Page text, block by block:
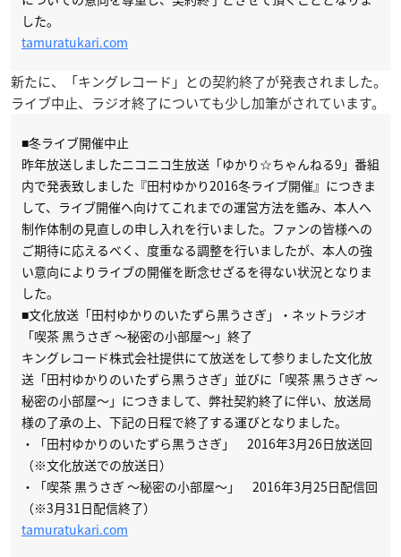
した。
tamuratukari.com
新たに、「キングレコード」との契約終了が発表されました。
ライブ中止、ラジオ終了についても少し加筆がされています。
■冬ライブ開催中止
昨年放送しましたニコニコ生放送「ゆかり☆ちゃんねる9」番組
内で発表致しました『田村ゆかり2016冬ライブ開催』につきま
して、ライブ開催へ向けてこれまでの運営方法を鑑み、本人へ
制作体制の見直しの申し入れを行いました。ファンの皆様への
ご期待に応えるべく、度重なる調整を行いましたが、本人の強
い意向によりライブの開催を断念せざるを得ない状況となりま
した。
■文化放送「田村ゆかりのいたずら黒うさぎ」・ネットラジオ
「喫茶 黒うさぎ ～秘密の小部屋～」終了
キングレコード株式会社提供にて放送をして参りました文化放
送「田村ゆかりのいたずら黒うさぎ」並びに「喫茶 黒うさぎ ～
秘密の小部屋～」につきまして、弊社契約終了に伴い、放送局
様の了承の上、下記の日程で終了する運びとなりました。
・「田村ゆかりのいたずら黒うさぎ」 2016年3月26日放送回
（※文化放送での放送日）
・「喫茶 黒うさぎ ～秘密の小部屋～」 2016年3月25日配信回
（※3月31日配信終了）
tamuratukari.com